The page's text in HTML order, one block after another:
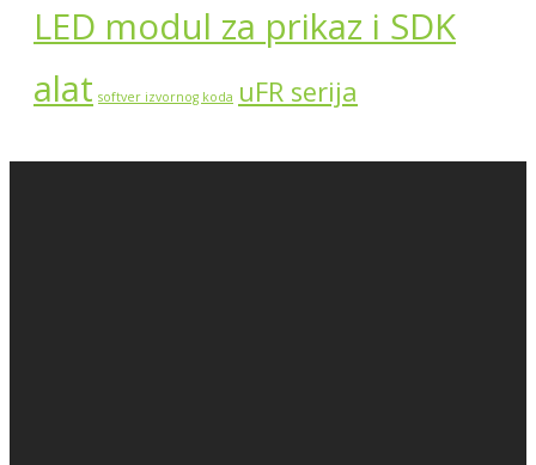
LED modul za prikaz i SDK
alat softver izvornog koda uFR serija